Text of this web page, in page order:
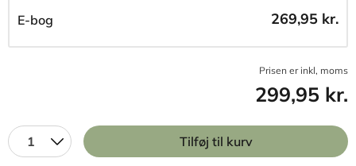
E-bog 269,95 kr.
Prisen er inkl, moms
299,95 kr.
1 Tilføj til kurv